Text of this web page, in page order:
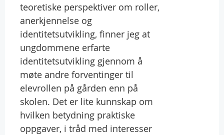
teoretiske perspektiver om roller,
anerkjennelse og
identitetsutvikling, finner jeg at
ungdommene erfarte
identitetsutvikling gjennom å
møte andre forventinger til
elevrollen på gården enn på
skolen. Det er lite kunnskap om
hvilken betydning praktiske
oppgaver, i tråd med interesser